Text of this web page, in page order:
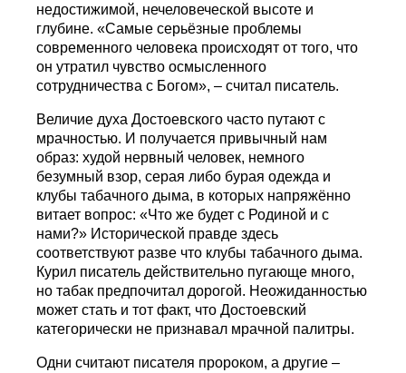
недостижимой, нечеловеческой высоте и
глубине. «Самые серьёзные проблемы
современного человека происходят от того, что
он утратил чувство осмысленного
сотрудничества с Богом», – считал писатель.
Величие духа Достоевского часто путают с
мрачностью. И получается привычный нам
образ: худой нервный человек, немного
безумный взор, серая либо бурая одежда и
клубы табачного дыма, в которых напряжённо
витает вопрос: «Что же будет с Родиной и с
нами?» Исторической правде здесь
соответствуют разве что клубы табачного дыма.
Курил писатель действительно пугающе много,
но табак предпочитал дорогой. Неожиданностью
может стать и тот факт, что Достоевский
категорически не признавал мрачной палитры.
Одни считают писателя пророком, а другие –